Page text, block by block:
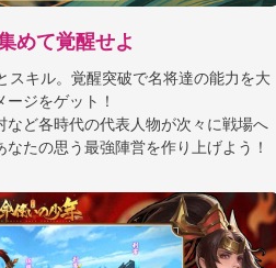
由競売可能
とでレアドロップをゲット。要ら
めて覚醒せよ
スキル。覚醒突破で名将達の能力を大
ジをゲット！
ど各時代の代表人物が次々に戦場へ
たの思う最強陣営を作り上げよう！